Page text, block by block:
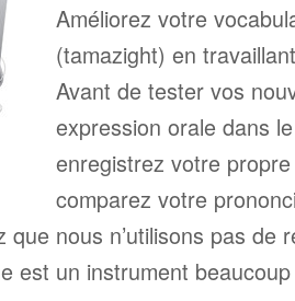
Améliorez votre
(tamazight) en
Avant de tester vos
expression orale dans
enregistrez votre
comparez votre
que nous n’utilisons pas de
est un instrument